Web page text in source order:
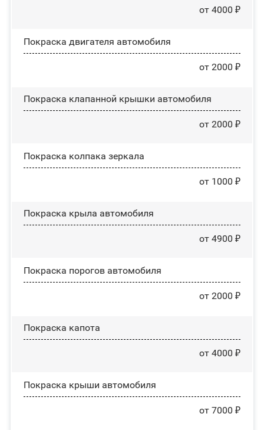
от 4000 ₽
Покраска двигателя автомобиля
от 2000 ₽
Покраска клапанной крышки автомобиля
от 2000 ₽
Покраска колпака зеркала
от 1000 ₽
Покраска крыла автомобиля
от 4900 ₽
Покраска порогов автомобиля
от 2000 ₽
Покраска капота
от 4000 ₽
Покраска крыши автомобиля
от 7000 ₽